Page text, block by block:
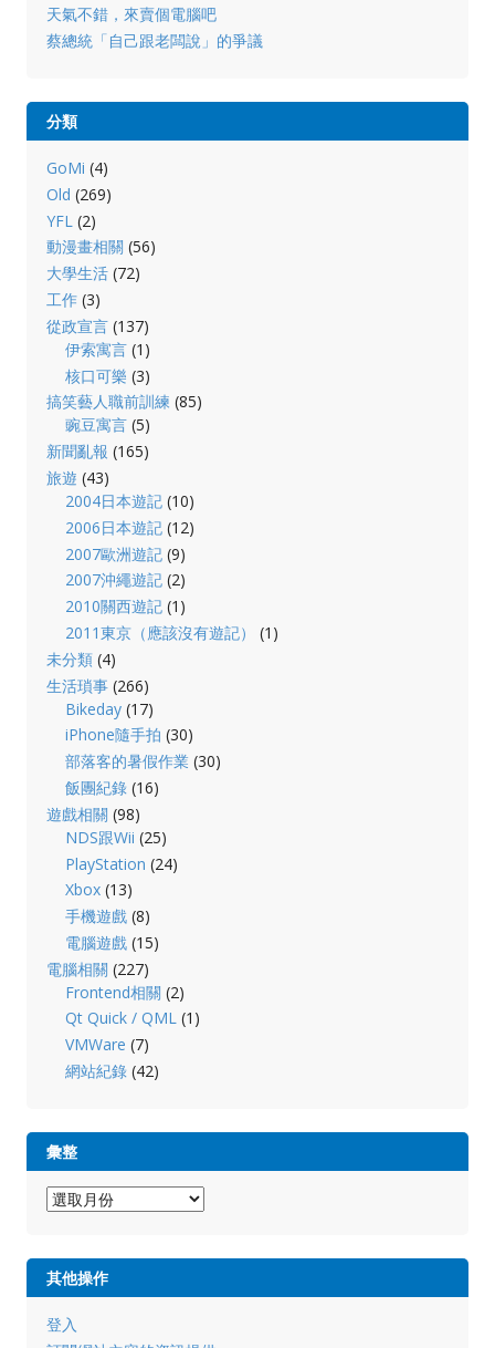
天氣不錯，來賣個電腦吧
蔡總統「自己跟老闆說」的爭議
分類
GoMi (4)
Old (269)
YFL (2)
動漫畫相關 (56)
大學生活(72)
工作(3)
從政宣言(137)
伊索寓言 (1)
核口可樂 (3)
搞笑藝人職前訓練 (85)
豌豆寓言 (5)
新聞亂報 (165)
旅遊 (43)
2004日本遊記 (10)
2006日本遊記 (12)
2007歐洲遊記 (9)
2007沖繩遊記 (2)
2010關西遊記 (1)
2011東京（應該沒有遊記）
(1)
未分類(4)
生活瑣事(266)
Bikeday (17)
iPhone隨手拍 (30)
部落客的暑假作業 (30)
飯團紀錄 (16)
遊戲相關 (98)
NDS跟Wii (25)
PlayStation (24)
Xbox (13)
手機遊戲 (8)
電腦遊戲 (15)
電腦相關 (227)
Frontend相關 (2)
Qt Quick / QML (1)
VMWare (7)
網站紀錄 (42)
彙整
其他操作
登入